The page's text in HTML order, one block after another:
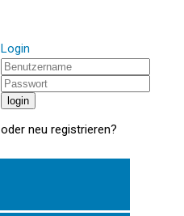
Login
oder neu registrieren?